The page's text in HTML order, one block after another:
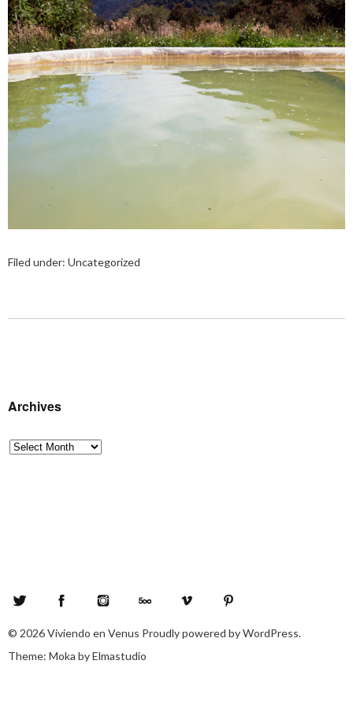
Filed under: Uncategorized
Archives
Archives
© 2026Viviendo en Venus Proudly powered byWordPress.
Theme: Moka byElmastudio